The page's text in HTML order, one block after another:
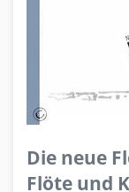
Die neue
Flöte und